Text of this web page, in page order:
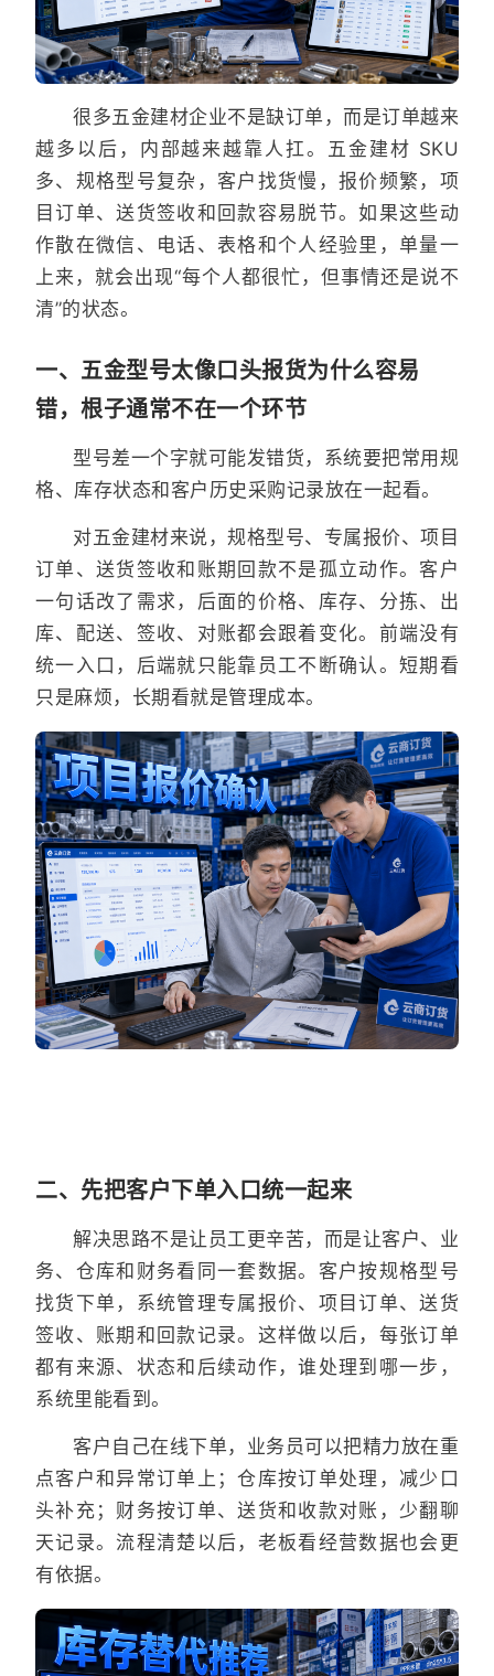
很多五金建材企业不是缺订单，而是订单越来
越多以后，内部越来越靠人扛。五金建材 SKU
多、规格型号复杂，客户找货慢，报价频繁，项
目订单、送货签收和回款容易脱节。如果这些动
作散在微信、电话、表格和个人经验里，单量一
上来，就会出现“每个人都很忙，但事情还是说不
清”的状态。
一、五金型号太像口头报货为什么容易
错，根子通常不在一个环节
型号差一个字就可能发错货，系统要把常用规
格、库存状态和客户历史采购记录放在一起看。
对五金建材来说，规格型号、专属报价、项目
订单、送货签收和账期回款不是孤立动作。客户
一句话改了需求，后面的价格、库存、分拣、出
库、配送、签收、对账都会跟着变化。前端没有
统一入口，后端就只能靠员工不断确认。短期看
只是麻烦，长期看就是管理成本。
二、先把客户下单入口统一起来
解决思路不是让员工更辛苦，而是让客户、业
务、仓库和财务看同一套数据。客户按规格型号
找货下单，系统管理专属报价、项目订单、送货
签收、账期和回款记录。这样做以后，每张订单
都有来源、状态和后续动作，谁处理到哪一步，
系统里能看到。
客户自己在线下单，业务员可以把精力放在重
点客户和异常订单上；仓库按订单处理，减少口
头补充；财务按订单、送货和收款对账，少翻聊
天记录。流程清楚以后，老板看经营数据也会更
有依据。